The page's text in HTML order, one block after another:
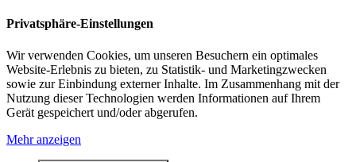
Privatsphäre-Einstellungen
Wir verwenden Cookies, um unseren Besuchern ein optimales
Website-Erlebnis zu bieten, zu Statistik- und Marketingzwecken
sowie zur Einbindung externer Inhalte. Im Zusammenhang mit der
Nutzung dieser Technologien werden Informationen auf Ihrem
Gerät gespeichert und/oder abgerufen.
Mehr anzeigen